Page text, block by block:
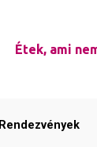
Étek, ami
Rendezvények